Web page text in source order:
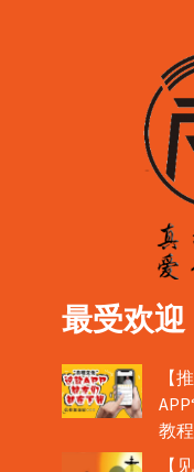
最受欢迎
【
教
【